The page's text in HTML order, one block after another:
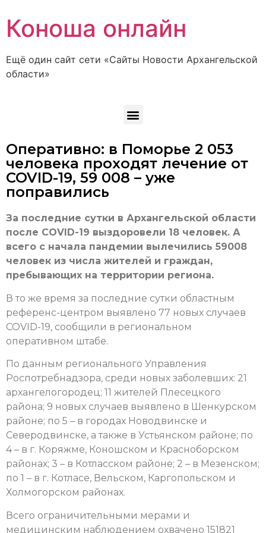
Коноша онлайн
Ещё один сайт сети «Сайты Новости Архангельской
области»
Оперативно: в Поморье 2 053
человека проходят лечение от
COVID-19, 59 008 – уже
поправились
За последние сутки в Архангельской области
после COVID-19 выздоровели 18 человек. А
всего с начала пандемии вылечились 59008
человек из числа жителей и граждан,
пребывающих на территории региона.
В то же время за последние сутки областным
референс-центром выявлено 77 новых случаев
COVID-19, сообщили в региональном
оперативном штабе.
По данным регионального Управления
Роспотребнадзора, среди новых заболевших: 21
архангелогородец; 11 жителей Плесецкого
района; 9 новых случаев выявлено в Шенкурском
районе; по 5 – в городах Новодвинске и
Северодвинске, а также в Устьянском районе; по
4 – в г. Коряжме, Коношском и Красноборском
районах; 3 – в Котласском районе; 2 – в Мезенском;
по 1 – в г. Котласе, Вельском, Каргопольском и
Холмогорском районах.
Всего ограничительными мерами и
медицинским наблюдением охвачено 151821